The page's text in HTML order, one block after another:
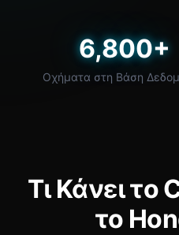
6,800+
Οχήματα στη Βάση
Τι Κάνει το
το